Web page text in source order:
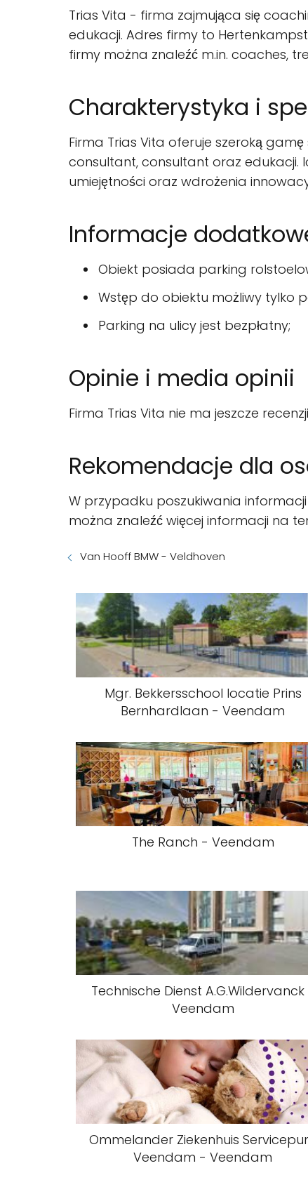
Trias Vita - firma zajmująca się
edukacji. Adres firmy to
firmy można znaleźć m.in. coaches,
Charakterystyka i
Firma Trias Vita oferuje szeroką
consultant, consultant oraz edukacji.
umiejętności oraz wdrożenia
Informacje
Obiekt posiada parking
Wstęp do obiektu możliwy tylko
Parking na ulicy jest bezpłatny;
Opinie i media opinii
Firma Trias Vita nie ma jeszcze
Rekomendacje dla
W przypadku poszukiwania
można znaleźć więcej informacji na
Van Hooff BMW - Veldhoven
Mgr. Bekkersschool locatie Prins
Bernhardlaan - Veendam
The Ranch - Veendam
Technische Dienst
Veendam
Ommelander Ziekenhuis
Veendam - Veendam